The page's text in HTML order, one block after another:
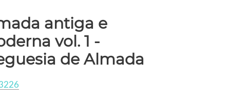
antiga e
vol. 1 -
de Almada